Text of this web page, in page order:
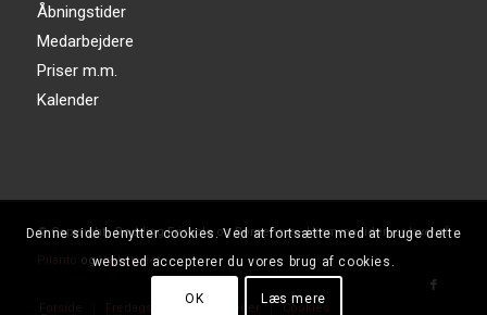
Åbningstider
Medarbejdere
Priser m.m.
Kalender
© Copyright - Rødding Friskole og Børnehave - Hjemmesiden er lavet af
Pilanto ogVæksteriet
Forside Fredagshilsen Nyheder Cookies
Denne side benytter cookies. Ved at fortsætte med at bruge dette
websted accepterer du vores brug af cookies.
OK Læs mere